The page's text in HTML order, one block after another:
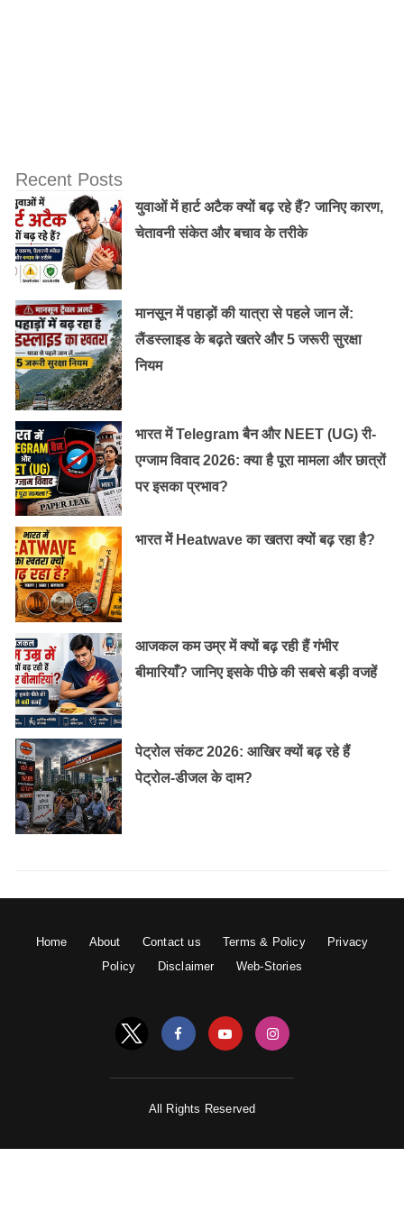
Recent Posts
युवाओं में हार्ट अटैक क्यों बढ़ रहे हैं? जानिए कारण,
चेतावनी संकेत और बचाव के तरीके
मानसून में पहाड़ों की यात्रा से पहले जान लें:
लैंडस्लाइड के बढ़ते खतरे और 5 जरूरी सुरक्षा
नियम
भारत में Telegram बैन और NEET (UG) री-
एग्जाम विवाद 2026: क्या है पूरा मामला और छात्रों
पर इसका प्रभाव?
भारत में Heatwave का खतरा क्यों बढ़ रहा है?
आजकल कम उम्र में क्यों बढ़ रही हैं गंभीर
बीमारियाँ? जानिए इसके पीछे की सबसे बड़ी वजहें
पेट्रोल संकट 2026: आखिर क्यों बढ़ रहे हैं
पेट्रोल-डीजल के दाम?
Home About Contact us Terms & Policy
Privacy
Policy
Disclaimer Web-Stories
All Rights Reserved